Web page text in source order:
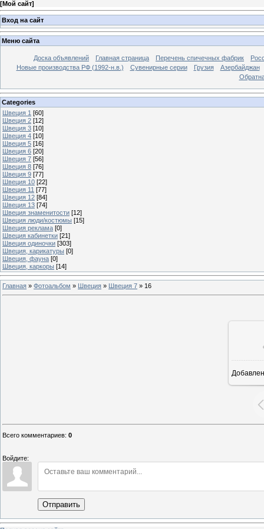
[Мой сайт]
Вход на сайт
Меню сайта
Доска объявлений Главная страница Перечень спичечных фабрик
Новые производства РФ (1992-н.в.)
Сувенирные серии Грузия
Азербайджан
Categories
Швеция 1 [60]
Швеция 2 [12]
Швеция 3 [10]
Швеция 4 [10]
Швеция 5 [16]
Швеция 6 [20]
Швеция 7 [56]
Швеция 8 [76]
Швеция 9 [77]
Швеция 10 [22]
Швеция 11 [77]
Швеция 12 [84]
Швеция 13 [74]
Швеция знаменитости [12]
Швеция люди/костюмы [15]
Швеция реклама [0]
Швеция кабинетки [21]
Швеция одиночки [303]
Швеция, карикатуры [0]
Швеция, фауна [0]
Швеция, каркоры [14]
Главная » Фотоальбом » Швеция » Швеция 7 » 16
Всего комментариев: 0
Войдите:
Отправить